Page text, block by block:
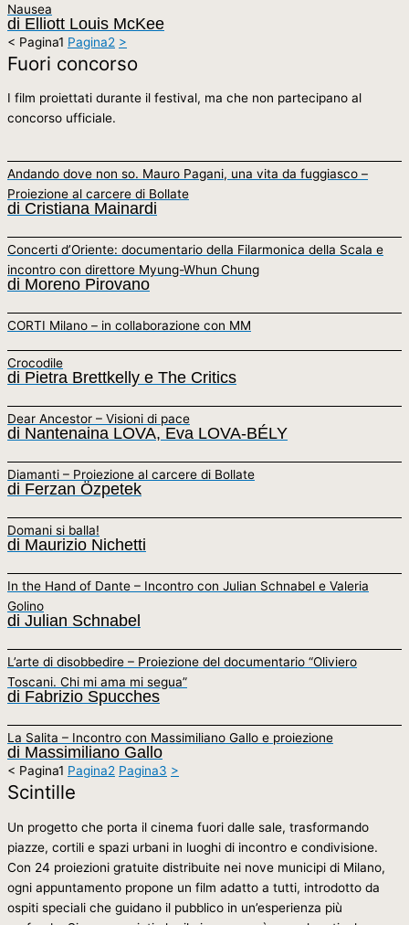
Nausea
di Elliott Louis McKee
< Pagina1 Pagina2 >
Fuori concorso
I film proiettati durante il festival, ma che non partecipano al
concorso ufficiale.
Andando dove non so. Mauro Pagani, una vita da fuggiasco –
Proiezione al carcere di Bollate
di Cristiana Mainardi
Concerti d’Oriente: documentario della Filarmonica della Scala e
incontro con direttore Myung-Whun Chung
di Moreno Pirovano
CORTI Milano – in collaborazione con MM
Crocodile
di Pietra Brettkelly e The Critics
Dear Ancestor – Visioni di pace
di Nantenaina LOVA, Eva LOVA-BÉLY
Diamanti – Proiezione al carcere di Bollate
di Ferzan Özpetek
Domani si balla!
di Maurizio Nichetti
In the Hand of Dante – Incontro con Julian Schnabel e Valeria
Golino
di Julian Schnabel
L’arte di disobbedire – Proiezione del documentario “Oliviero
Toscani. Chi mi ama mi segua”
di Fabrizio Spucches
La Salita – Incontro con Massimiliano Gallo e proiezione
di Massimiliano Gallo
< Pagina1 Pagina2 Pagina3 >
Scintille
Un progetto che porta il cinema fuori dalle sale, trasformando
piazze, cortili e spazi urbani in luoghi di incontro e condivisione.
Con 24 proiezioni gratuite distribuite nei nove municipi di Milano,
ogni appuntamento propone un film adatto a tutti, introdotto da
ospiti speciali che guidano il pubblico in un’esperienza più